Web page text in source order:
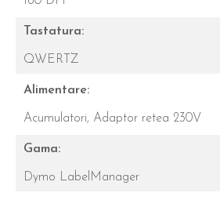
Tastatura:
QWERTZ
Alimentare:
Acumulatori, Adaptor retea 230V
Gama:
Dymo LabelManager